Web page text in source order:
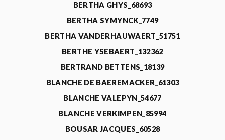
BERTHA GHYS_68693
BERTHA SYMYNCK_7749
BERTHA VANDERHAUWAERT_51751
BERTHE YSEBAERT_132362
BERTRAND BETTENS_18139
BLANCHE DE BAEREMACKER_61303
BLANCHE VALEPYN_54677
BLANCHE VERKIMPEN_85994
BOUSAR JACQUES_60528